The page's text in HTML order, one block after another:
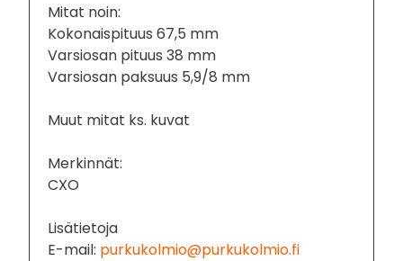
Mitat noin:
Kokonaispituus 67,5 mm
Varsiosan pituus 38 mm
Varsiosan paksuus 5,9/8 mm
Muut mitat ks. kuvat
Merkinnät:
CXO
Lisätietoja
E-mail: purkukolmio@purkukolmio.fi